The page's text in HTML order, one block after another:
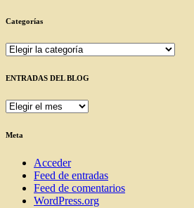
Categorías
Categorías
ENTRADAS DEL BLOG
ENTRADAS
BLOG
Meta
Acceder
Feed de entradas
Feed de comentarios
WordPress.org